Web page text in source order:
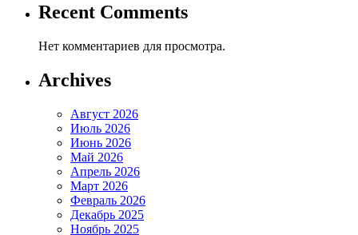
Recent Comments
Нет комментариев для просмотра.
Archives
Август 2026
Июль 2026
Июнь 2026
Май 2026
Апрель 2026
Март 2026
Февраль 2026
Декабрь 2025
Ноябрь 2025